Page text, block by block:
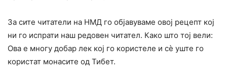
За сите читатели на НМД го објавуваме овој рецепт кој
ни го испрати наш редовен читател. Како што тој вели:
Ова е многу добар лек кој го користеле и сè уште го
користат монасите од Тибет.